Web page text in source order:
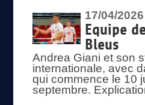
17/04/2026
Equipe
Bleus
Andrea Giani et son
internationale, avec
qui commence le 10
septembre.